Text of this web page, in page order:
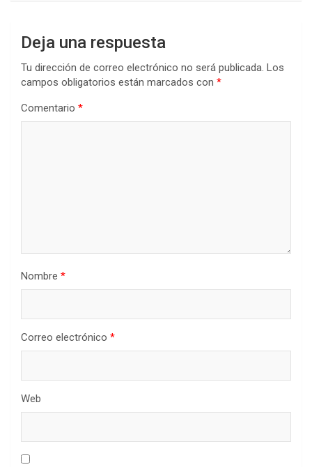
Deja una respuesta
Tu dirección de correo electrónico no será publicada. Los
campos obligatorios están marcados con *
Comentario *
Nombre *
Correo electrónico *
Web